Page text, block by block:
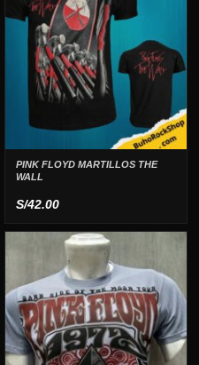
PINK FLOYD MARTILLOS THE
WALL
S/42.00